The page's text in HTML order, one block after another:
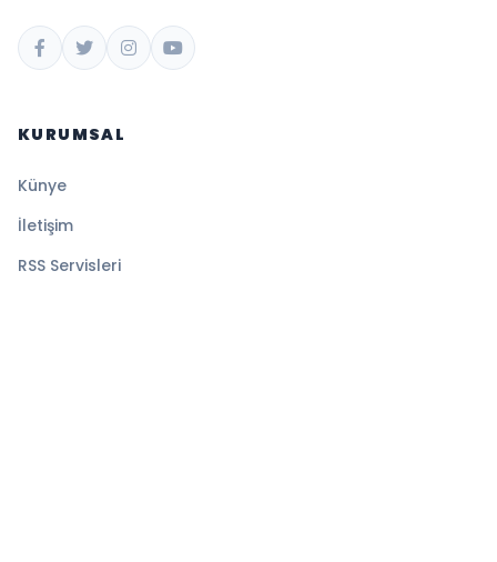
KURUMSAL
Künye
İletişim
RSS Servisleri